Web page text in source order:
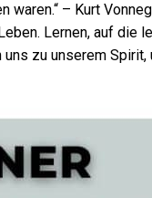
waren.“ – Kurt
Lernen, auf die
zu unserem Spirit,